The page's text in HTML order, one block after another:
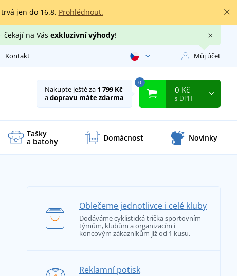
jen do 16.8. Prohlédnout.
na Vás exkluzivní výhody!
Kontakt Můj účet
Nakupte ještě za 1 799 Kč
adopravu máte zdarma
0
0 Kč
s DPH
Tašky
a batohy Domácnost Novinky
Oblečeme jednotlivce i celé kluby
Dodáváme cyklistická trička sportovním
týmům, klubům a organizacím i
koncovým zákazníkům již od 1 kusu.
Reklamní potisk